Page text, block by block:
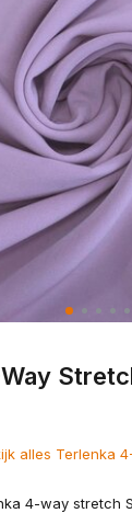
alles Terlenka
4-way stretch